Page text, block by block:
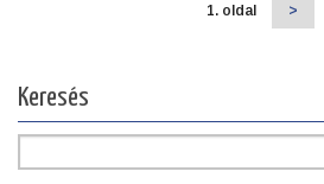
1. oldal
oldal
>
Keresés